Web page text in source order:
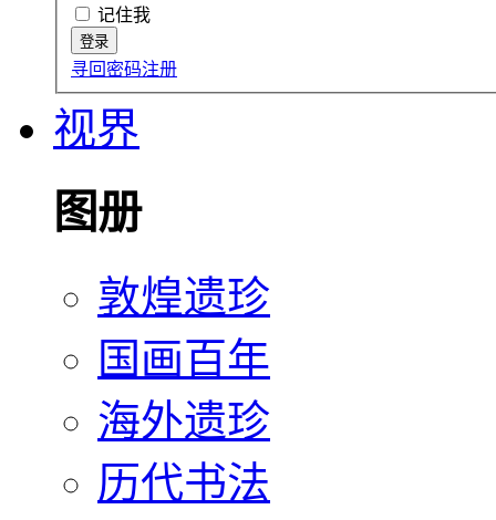
记住我
寻回密码注册
视界
图册
敦煌遗珍
国画百年
海外遗珍
历代书法